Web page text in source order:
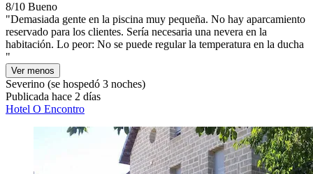
8/10 Bueno
"Demasiada gente en la piscina muy pequeña. No hay aparcamiento
reservado para los clientes. Sería necesaria una nevera en la
habitación. Lo peor: No se puede regular la temperatura en la ducha
"
Ver menos
Severino (se hospedó 3 noches)
Publicada hace 2 días
Hotel O Encontro